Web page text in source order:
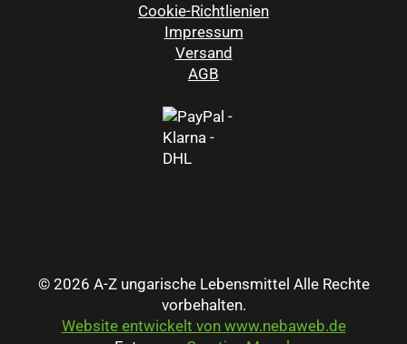
Cookie-Richtlienien
Impressum
Versand
AGB
© 2026 A-Z ungarische Lebensmittel Alle Rechte
vorbehalten.
Website entwickelt von www.nebaweb.de